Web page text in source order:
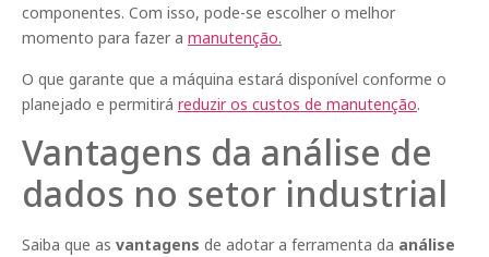
componentes. Com isso, pode-se escolher o melhor
momento para fazer a manutenção.
O que garante que a máquina estará disponível conforme o
planejado e permitirá reduzir os custos de manutenção.
Vantagens da análise de
dados no setor industrial
Saiba que as vantagens de adotar a ferramenta da análise